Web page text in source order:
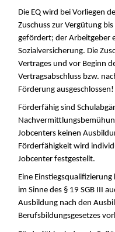
Die EQ wird bei Vorliegen
Zuschuss zur Vergütung
gefördert; der Arbeitgeber
Sozialversicherung. Die
Vertrages und vor Beginn
Vertragsabschluss bzw.
Förderung ausgeschlossen!
Förderfähig sind
Jobcenters keinen
Förderfähigkeit wird
Jobcenter festgestellt.
Eine
im Sinne des § 19 SGB III
Ausbildung nach den
Berufsbildungsgesetzes